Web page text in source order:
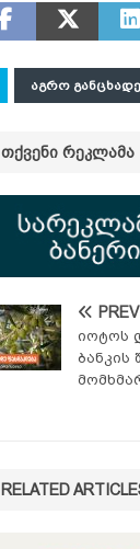
ᲐᲒᲠᲝ
ᲗᲥᲕᲔᲜᲘ ᲠᲔᲙᲚᲐᲛᲐ
იოტოს
ბანკის
RELATED